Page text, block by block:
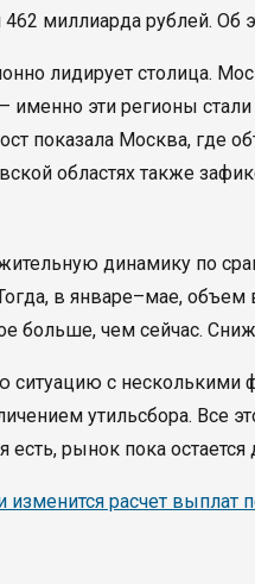
462 миллиарда рублей.
лидирует столица.
именно эти регионы
показала Москва, где
областях также
динамику по
в январе–мае,
больше, чем сейчас.
с несколькими
утильсбора. Все
рынок пока
изменится расчет выплат